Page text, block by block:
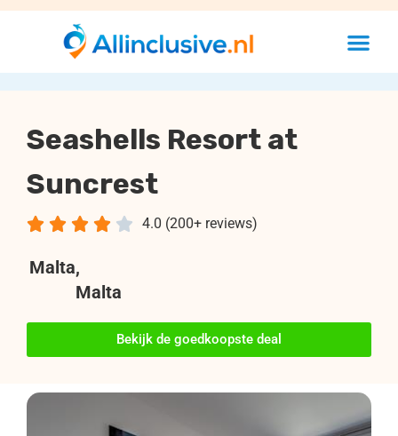
Seashells Resort at
Suncrest
4.0 (200+ reviews)
    
Malta,
Malta
Bekijk de goedkoopste deal